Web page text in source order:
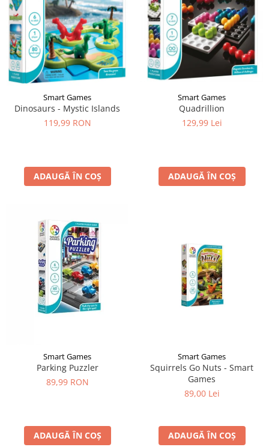
Smart Games
Dinosaurs - Mystic Islands
119,99 RON
ADAUGĂ ÎN COȘ
Smart Games
Quadrillion
129,99 Lei
ADAUGĂ ÎN COȘ
Smart Games
Parking Puzzler
89,99 RON
ADAUGĂ ÎN COȘ
Smart Games
Squirrels Go Nuts - Smart
Games
89,00 Lei
ADAUGĂ ÎN COȘ